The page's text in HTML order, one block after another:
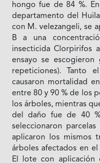
hongo fue de 84 %.
departamento del
con M. velezangeli, se
B a una
insecticida Clorpirifos
ensayo se
repeticiones). Tanto
causaron mortalidad
entre 80 y 90 % de los
los árboles, mientras
del daño fue de 40
seleccionaron
aplicaron los mismos
árboles afectados en
El lote con aplicación